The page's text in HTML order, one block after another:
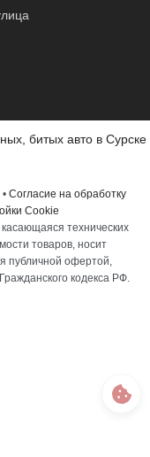
битых авто в Сурске
• Согласие на обработку
Cookie
технических
товаров, носит
публичной офертой,
кодекса РФ.